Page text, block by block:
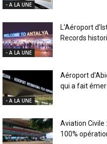
- A LA UNE
- A LA UNE
L’Aéroport
Records
- A LA UNE
Aéroport
qui a fait
Aviation Civile
100%